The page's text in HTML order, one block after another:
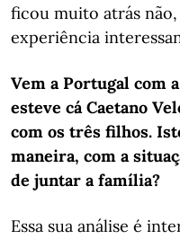
ficou muito atrás
experiência
Vem a Portugal com
esteve cá Caetano
com os três filhos.
maneira, com a
de juntar a família?
Essa sua análise é